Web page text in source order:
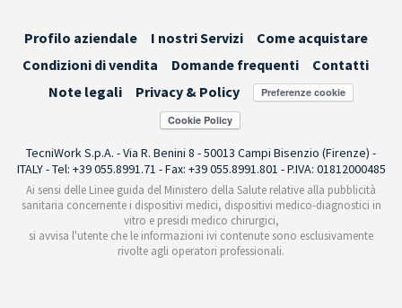
Profilo aziendale I nostri Servizi
Come acquistare
Condizioni di vendita
Domande frequenti
Contatti
Note legali
Privacy & Policy Preferenze cookie
TecniWork S.p.A. - Via R. Benini 8 - 50013 Campi Bisenzio (Firenze) -
ITALY - Tel: +39 055.8991.71 - Fax: +39 055.8991.801 - P.IVA: 01812000485
Ai sensi delle Linee guida del Ministero della Salute relative alla pubblicità
sanitaria concernente i dispositivi medici, dispositivi medico-diagnostici in
vitro e presidi medico chirurgici,
si avvisa l'utente che le informazioni ivi contenute sono esclusivamente
rivolte agli operatori professionali.